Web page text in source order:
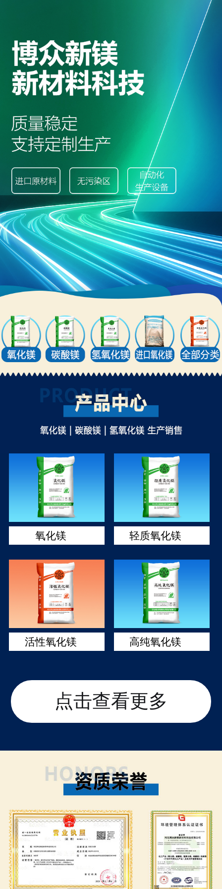
氧化镁 轻质氧化镁
活性氧化镁 高纯氧化镁
点击查看更多